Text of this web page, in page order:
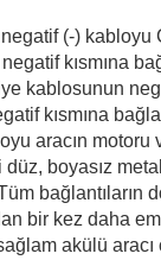
(-) kabloyu
kısmına
kablosunun
kısmına
aracın motoru
düz, boyasız
bağlantıların
bir kez daha
akülü aracı